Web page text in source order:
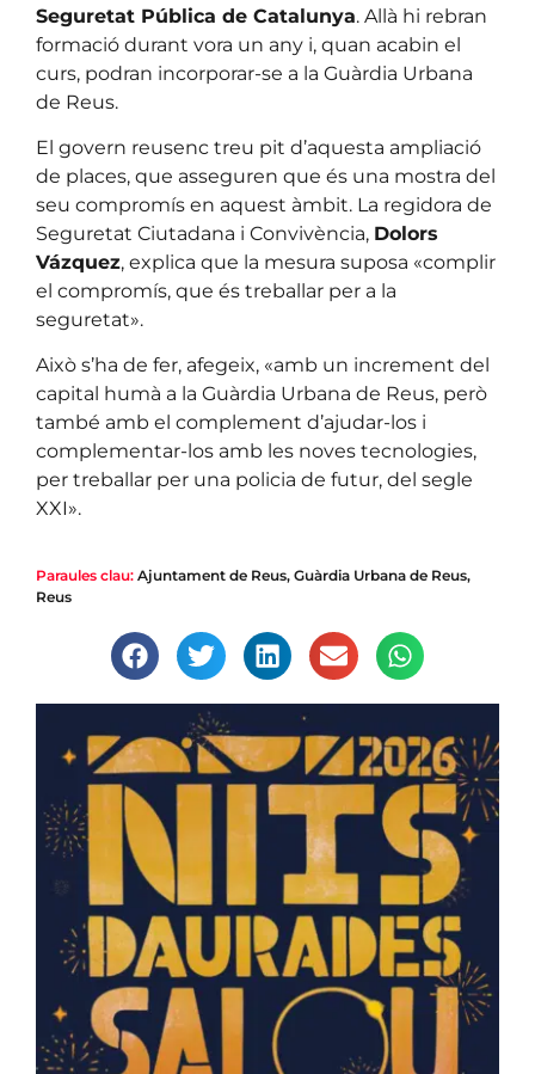
Seguretat Pública de Catalunya. Allà hi rebran
formació durant vora un any i, quan acabin el
curs, podran incorporar-se a la Guàrdia Urbana
de Reus.
El govern reusenc treu pit d’aquesta ampliació
de places, que asseguren que és una mostra del
seu compromís en aquest àmbit. La regidora de
Seguretat Ciutadana i Convivència, Dolors
Vázquez, explica que la mesura suposa «complir
el compromís, que és treballar per a la
seguretat».
Això s’ha de fer, afegeix, «amb un increment del
capital humà a la Guàrdia Urbana de Reus, però
també amb el complement d’ajudar-los i
complementar-los amb les noves tecnologies,
per treballar per una policia de futur, del segle
XXI».
Paraules clau: Ajuntament de Reus, Guàrdia Urbana de Reus,
Reus